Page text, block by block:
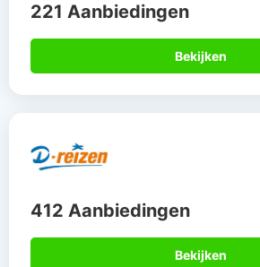
221 Aanbiedingen
Bekijken
412 Aanbiedingen
Bekijken